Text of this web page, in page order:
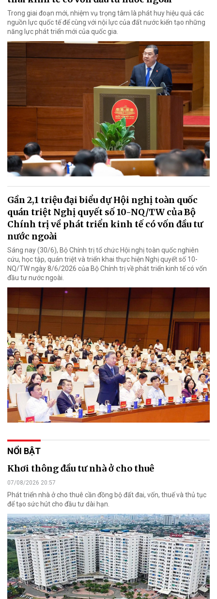
Trong giai đoạn mới, nhiệm vụ trọng tâm là phát huy hiệu quả các
nguồn lực quốc tế để cùng với nội lực của đất nước kiến tạo những
năng lực phát triển mới của quốc gia.
Gần 2,1 triệu đại biểu dự Hội nghị toàn quốc
quán triệt Nghị quyết số 10-NQ/TW của Bộ
Chính trị về phát triển kinh tế có vốn đầu tư
nước ngoài
Sáng nay (30/6), Bộ Chính trị tổ chức Hội nghị toàn quốc nghiên
cứu, học tập, quán triệt và triển khai thực hiện Nghị quyết số 10-
NQ/TW ngày 8/6/2026 của Bộ Chính trị về phát triển kinh tế có vốn
đầu tư nước ngoài.
NỔI BẬT
Khơi thông đầu tư nhà ở cho thuê
07/08/2026 20:57
Phát triển nhà ở cho thuê cần đồng bộ đất đai, vốn, thuế và thủ tục
để tạo sức hút cho đầu tư dài hạn.